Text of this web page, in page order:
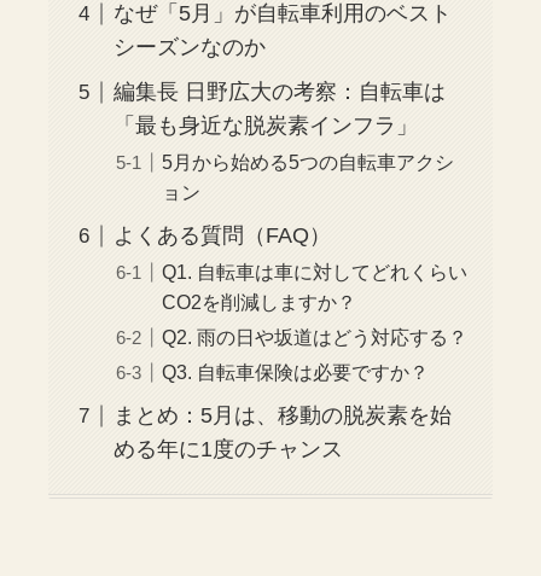
なぜ「5月」が自転車利用のベスト
シーズンなのか
編集長 日野広大の考察：自転車は
「最も身近な脱炭素インフラ」
5月から始める5つの自転車アクシ
ョン
よくある質問（FAQ）
Q1. 自転車は車に対してどれくらい
CO2を削減しますか？
Q2. 雨の日や坂道はどう対応する？
Q3. 自転車保険は必要ですか？
まとめ：5月は、移動の脱炭素を始
める年に1度のチャンス